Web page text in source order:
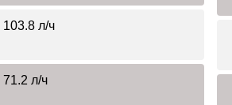
103.8 л/ч
71.2 л/ч